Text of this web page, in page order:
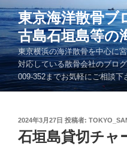
コ
ン
テ
ン
へ
ス
東京海洋散骨ブ
古島石垣島等の
東京横浜の海洋散骨を中心に
対応している散骨会社のブロ
009-352までお気軽にご相談下
投
稿
日:
2024年3月27日 投稿者:
石垣島貸切チャ